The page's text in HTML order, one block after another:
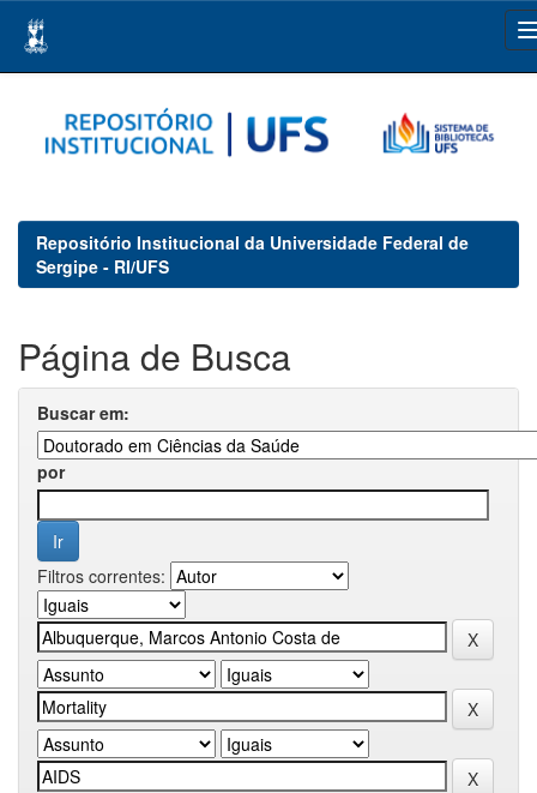
navigation
Repositório Institucional da Universidade Federal de
Sergipe - RI/UFS
Página de Busca
Buscar em:
por
Filtros correntes: